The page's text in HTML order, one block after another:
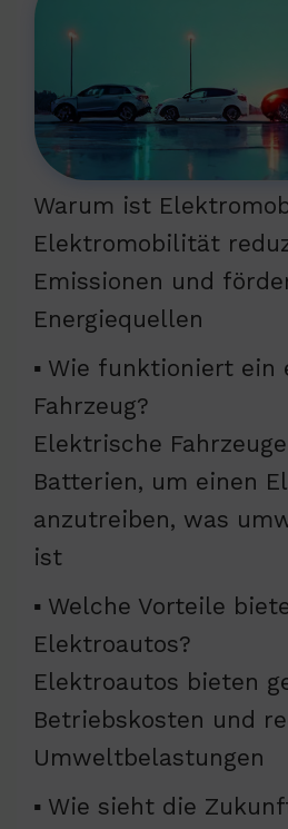
Warum ist
Elektromobilität
Emissionen und
Energiequellen
▪ Wie funktioniert ein
Fahrzeug?
Elektrische
Batterien, um einen
anzutreiben, was
ist
▪ Welche Vorteile
Elektroautos?
Elektroautos bieten
Betriebskosten und
Umweltbelastungen
▪ Wie sieht die